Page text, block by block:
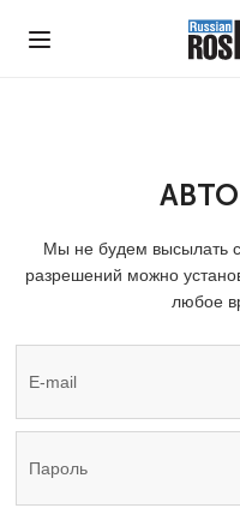
Мы не будем высылать
разрешений можно
любое